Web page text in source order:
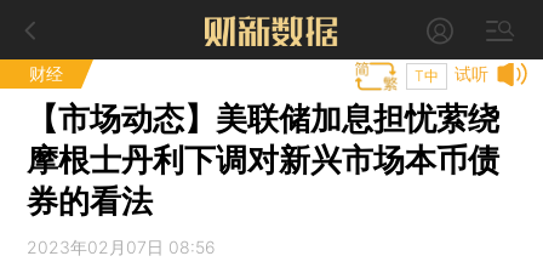
财经 试听
T中
【市场动态】美联储加息担忧萦绕
摩根士丹利下调对新兴市场本币债
券的看法
2023年02月07日 08:56